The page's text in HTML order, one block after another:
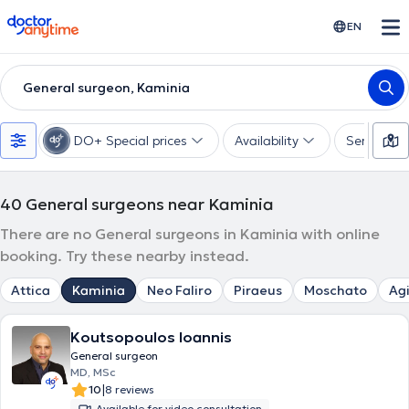
doctoranytime EN
General surgeon, Kaminia
DO+ Special prices Availability Services
40 General surgeons near Kaminia
There are no General surgeons in Kaminia with online
booking. Try these nearby instead.
Attica Kaminia Neo Faliro Piraeus Moschato
Koutsopoulos Ioannis
General surgeon
MD, MSc
10|8 reviews